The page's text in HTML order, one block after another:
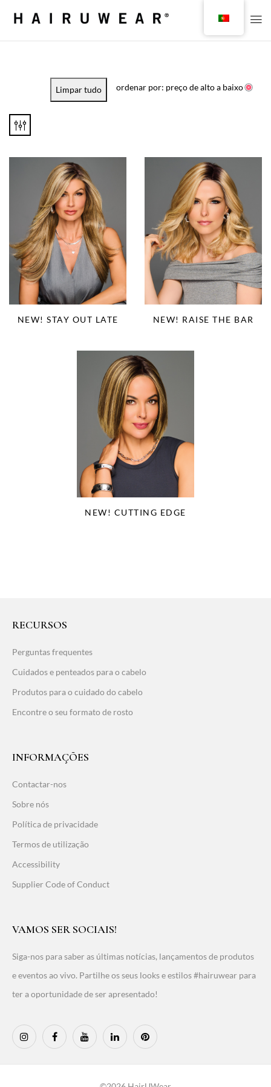
Limpar tudo ordenar por: preço de alto a baixo
NEW! STAY OUT LATE NEW! RAISE THE BAR
NEW! CUTTING EDGE
RECURSOS
Perguntas frequentes
Cuidados e penteados para o cabelo
Produtos para o cuidado do cabelo
Encontre o seu formato de rosto
INFORMAÇÕES
Contactar-nos
Sobre nós
Política de privacidade
Termos de utilização
Accessibility
Supplier Code of Conduct
VAMOS SER SOCIAIS!
Siga-nos para saber as últimas notícias, lançamentos de produtos
e eventos ao vivo. Partilhe os seus looks e estilos #hairuwear para
ter a oportunidade de ser apresentado!